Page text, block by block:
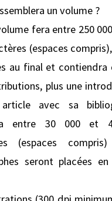
un volume ?
fera entre 250
(espaces
au final et contiendra
plus une
article avec sa
entre 30 000 et
(espaces
seront placées